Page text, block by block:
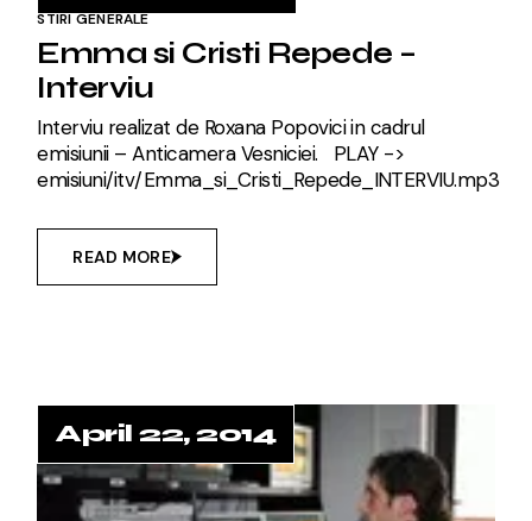
STIRI GENERALE
Emma si Cristi Repede –
Interviu
Interviu realizat de Roxana Popovici in cadrul
emisiunii – Anticamera Vesniciei. PLAY ->
emisiuni/itv/Emma_si_Cristi_Repede_INTERVIU.mp3
READ MORE
April 22, 2014